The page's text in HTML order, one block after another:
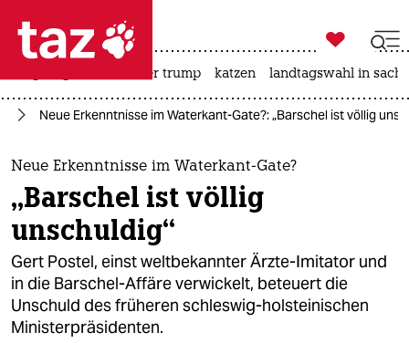
 taz zahl ich
taz zahl ich
themen
politik
öko
gesellschaft
kultur

taz zahl ich
usa unter trump katzen landtagswahl in
Neue Erkenntnisse im Waterkant-Gate?: „Barschel ist völlig
Neue Erkenntnisse im Waterkant-Gate?
„Barschel ist völlig
unschuldig“
Gert Postel, einst weltbekannter Ärzte-Imitator und
in die Barschel-Affäre verwickelt, beteuert die
Unschuld des früheren schleswig-holsteinischen
Ministerpräsidenten.